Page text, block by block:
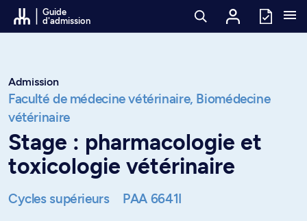
Passer au contenu
Guide
d'admission
Admission
Faculté de médecine vétérinaire, Biomédecine
vétérinaire
Stage : pharmacologie et
toxicologie vétérinaire
Cycles supérieurs PAA 6641I